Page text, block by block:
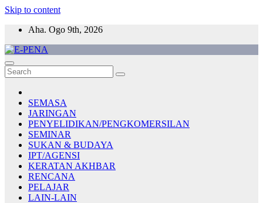
Skip to content
Aha. Ogo 9th, 2026
E-PENA
Berita Digital Terkini
SEMASA
JARINGAN
PENYELIDIKAN/PENGKOMERSILAN
SEMINAR
SUKAN & BUDAYA
IPT/AGENSI
KERATAN AKHBAR
RENCANA
PELAJAR
LAIN-LAIN